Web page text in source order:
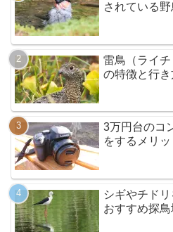
されている野
雷鳥（ライ
の特徴と行き
3万円台のコ
をするメリ
シギやチド
おすすめ探